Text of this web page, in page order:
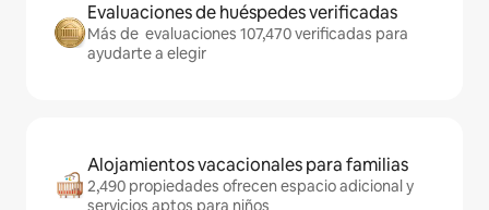
Evaluaciones de huéspedes verificadas
Más de evaluaciones 107,470 verificadas para
ayudarte a elegir
Alojamientos vacacionales para familias
2,490 propiedades ofrecen espacio adicional y
servicios aptos para niños